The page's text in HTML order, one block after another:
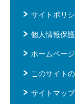
サイトポリ
個人情報保
ホームペー
このサイト
サイトマップ